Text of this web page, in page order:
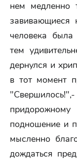
нем медленно
завивающиеся
человека
тем
дернулся и
в тот момент
подношение и
мысленно
дождаться